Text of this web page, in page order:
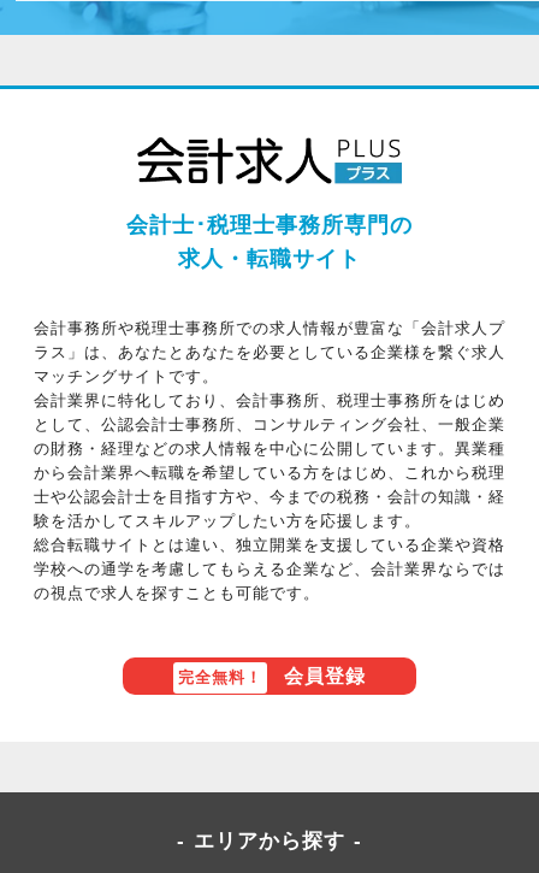
会計士･税理士事務所専門の
求人・転職サイト
会計事務所や税理士事務所での求人情報が豊富な「会計求人プ
ラス」は、あなたとあなたを必要としている企業様を繋ぐ求人
マッチングサイトです。
会計業界に特化しており、会計事務所、税理士事務所をはじめ
として、公認会計士事務所、コンサルティング会社、一般企業
の財務・経理などの求人情報を中心に公開しています。異業種
から会計業界へ転職を希望している方をはじめ、これから税理
士や公認会計士を目指す方や、今までの税務・会計の知識・経
験を活かしてスキルアップしたい方を応援します。
総合転職サイトとは違い、独立開業を支援している企業や資格
学校への通学を考慮してもらえる企業など、会計業界ならでは
の視点で求人を探すことも可能です。
完全無料！ 会員登録
エリアから探す